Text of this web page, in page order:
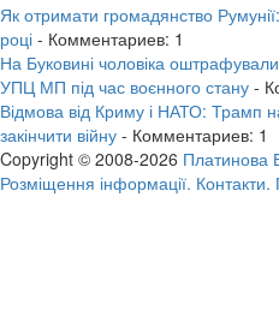
Як отримати громадянство
році - Комментариев: 1
На Буковині чоловіка
УПЦ МП під час воєнного стану -
Відмова від Криму і НАТО: Трамп
закінчити війну - Комментариев: 1
Copyright © 2008-2026 Платинова
Розміщення інформації. Контакти.